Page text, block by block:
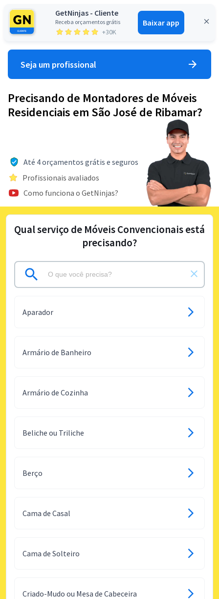
GetNinjas - Cliente
Receba orçamentos grátis
+30K
Baixar app
Entrar
Seja um profissional
Precisando de Montadores de Móveis
Residenciais em São José de Ribamar?
Até 4 orçamentos grátis e seguros
Profissionais avaliados
Como funciona o GetNinjas?
Qual serviço de Móveis Convencionais está
precisando?
Aparador
Armário de Banheiro
Armário de Cozinha
Beliche ou Triliche
Berço
Cama de Casal
Cama de Solteiro
Criado-Mudo ou Mesa de Cabeceira